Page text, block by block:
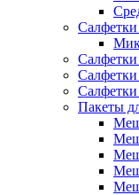
Салфетки
Салфетки
Пакеты